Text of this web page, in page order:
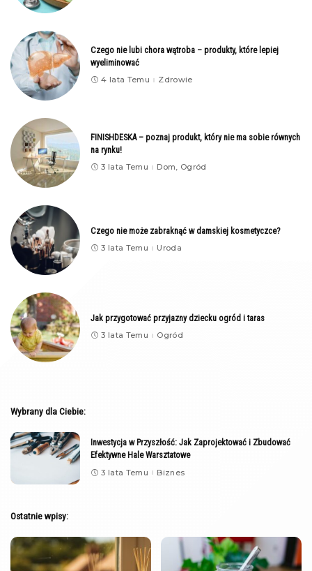
Czego nie lubi chora wątroba – produkty, które lepiej
wyeliminować
4 lata Temu Zdrowie
FINISHDESKA – poznaj produkt, który nie ma sobie równych
na rynku!
3 lata Temu Dom, Ogród
Czego nie może zabraknąć w damskiej kosmetyczce?
3 lata Temu Uroda
Jak przygotować przyjazny dziecku ogród i taras
3 lata Temu Ogród
Wybrany dla Ciebie:
Inwestycja w Przyszłość: Jak Zaprojektować i Zbudować
Efektywne Hale Warsztatowe
3 lata Temu Biznes
Ostatnie wpisy: